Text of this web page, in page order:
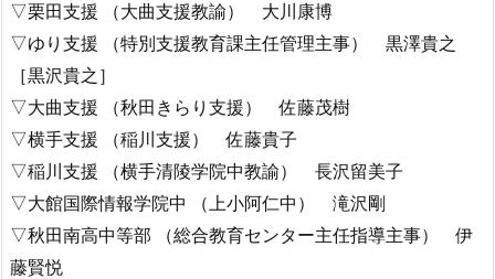
▽栗田支援 （大曲支援教諭） 大川康博
▽ゆり支援 （特別支援教育課主任管理主事） 黒澤貴之
［黒沢貴之］
▽大曲支援 （秋田きらり支援） 佐藤茂樹
▽横手支援 （稲川支援） 佐藤貴子
▽稲川支援 （横手清陵学院中教諭） 長沢留美子
▽大館国際情報学院中 （上小阿仁中） 滝沢剛
▽秋田南高中等部 （総合教育センター主任指導主事） 伊
藤賢悦